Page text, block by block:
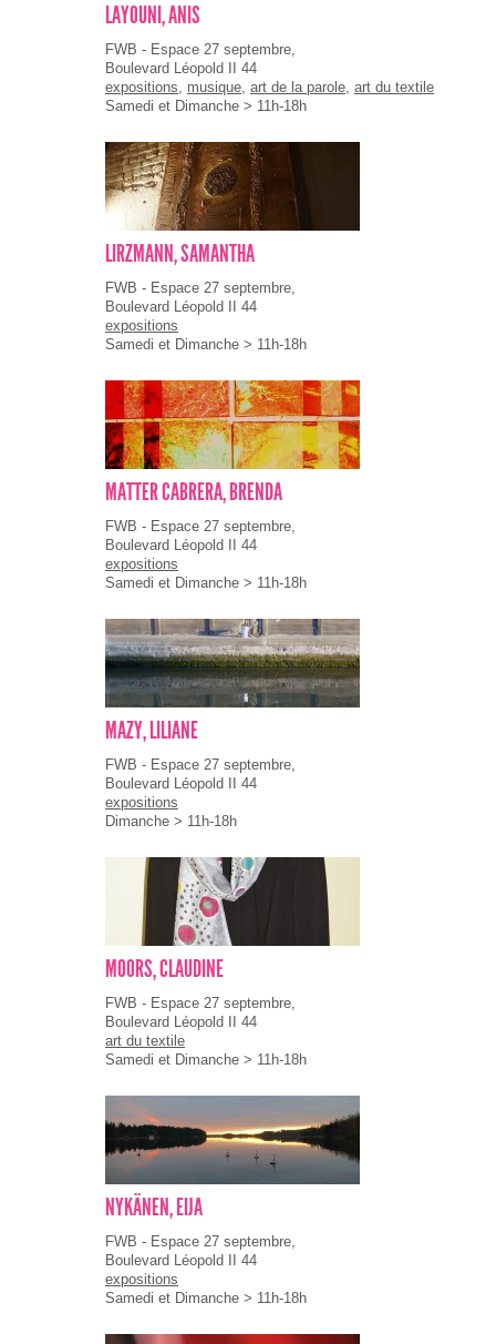
LAYOUNI, ANIS
FWB - Espace 27 septembre,
Boulevard Léopold II 44
expositions, musique, art de la parole, art du textile
Samedi et Dimanche > 11h-18h
LIRZMANN, SAMANTHA
FWB - Espace 27 septembre,
Boulevard Léopold II 44
expositions
Samedi et Dimanche > 11h-18h
MATTER CABRERA, BRENDA
FWB - Espace 27 septembre,
Boulevard Léopold II 44
expositions
Samedi et Dimanche > 11h-18h
MAZY, LILIANE
FWB - Espace 27 septembre,
Boulevard Léopold II 44
expositions
Dimanche > 11h-18h
MOORS, CLAUDINE
FWB - Espace 27 septembre,
Boulevard Léopold II 44
art du textile
Samedi et Dimanche > 11h-18h
NYKÄNEN, EIJA
FWB - Espace 27 septembre,
Boulevard Léopold II 44
expositions
Samedi et Dimanche > 11h-18h